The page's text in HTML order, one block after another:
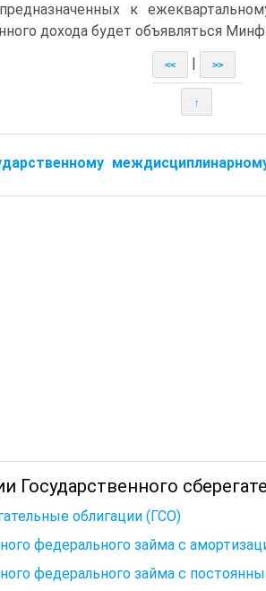
к
дохода будет объявляться
<< >>
↑
Государственного
облигации (ГСО)
федерального займа с
федерального займа с